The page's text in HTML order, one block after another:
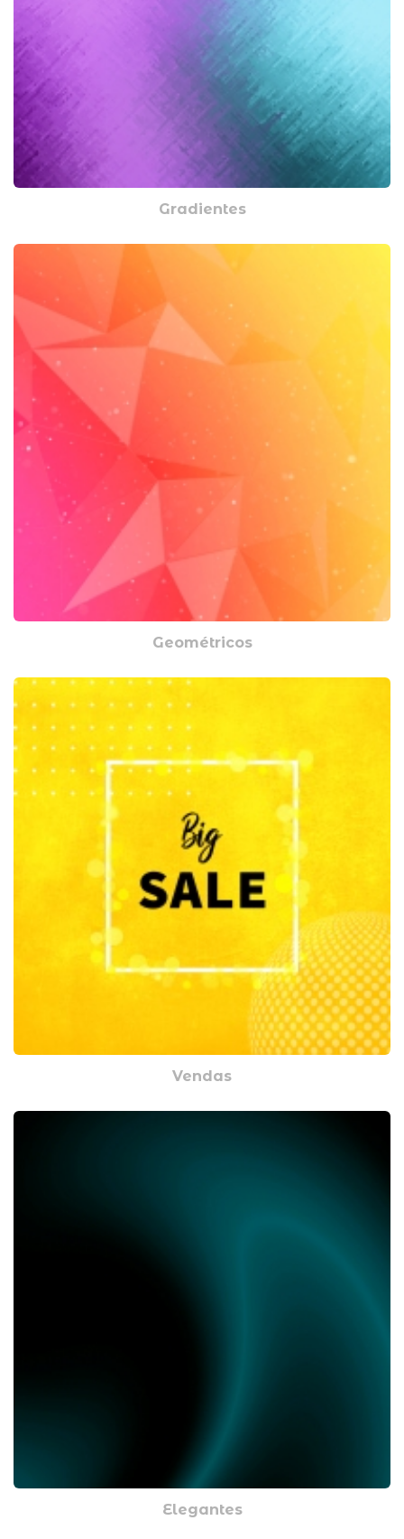
Gradientes
Geométricos
Vendas
Elegantes